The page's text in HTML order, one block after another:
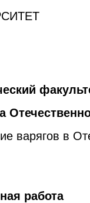
варягов в
работа